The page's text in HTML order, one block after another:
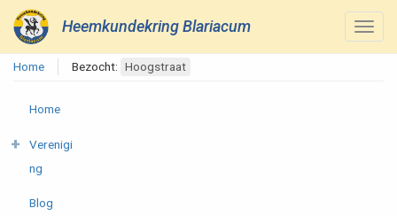
Heemkundekring Blariacum
Home Bezocht: Hoogstraat
Home
Verenigi
ng
Blog